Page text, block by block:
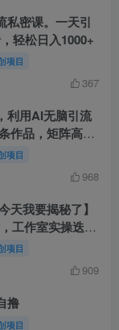
私密课。一天引
轻松日入1000+
项目
367
利用AI无脑引流
作品，矩阵高效
粉
项目
968
天我要揭秘了】
工作室实操迭代
，抖音+小红
实操全流程
项目
909
撸
项目